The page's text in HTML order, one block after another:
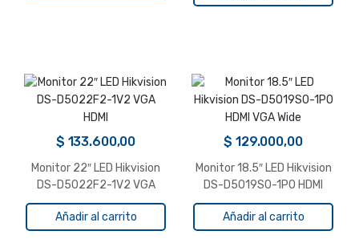
$ 133.600,00
Monitor 22″ LED Hikvision
DS-D5022F2-1V2 VGA
HDMI
Añadir al carrito
$ 129.000,00
Monitor 18.5″ LED Hikvision
DS-D5019S0-1P0 HDMI
VGA Wide
Añadir al carrito